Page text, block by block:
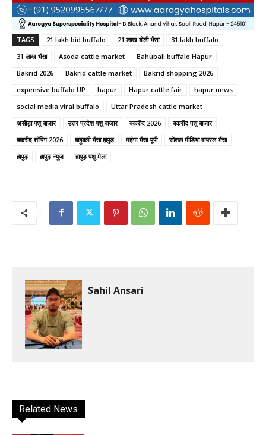
TAGS 21 lakh bid buffalo 21 लाख बोली भैंसा
31 lakh buffalo
31 लाख भैंसा
Asoda cattle market
Bahubali buffalo Hapur
Bakrid 2026
Bakrid cattle market
Bakrid shopping 2026
expensive buffalo UP
hapur Hapur cattle fair
hapur news
social media viral buffalo
Uttar Pradesh cattle market
असौड़ा पशु बाजार
उत्तर प्रदेश पशु बाजार बकरीद 2026
बकरीद पशु बाजार
बकरीद शॉपिंग 2026
बाहुबली भैंसा हापुड़ महंगा भैंसा यूपी
सोशल मीडिया वायरल भैंसा
हापुड़
हापुड़ न्यूज़ हापुड़ पशु मेला
Sahil Ansari
Related News